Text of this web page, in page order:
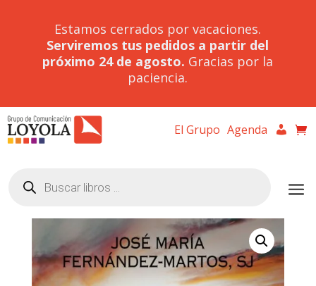
Estamos cerrados por vacaciones.
Serviremos tus pedidos a partir del
próximo 24 de agosto. Gracias por la
paciencia.
El Grupo Agenda
productos